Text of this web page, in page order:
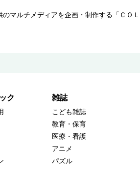
マルチメディアを企画・制作する「ＣＯＬ
ク 雑誌
こども雑誌
教育・保育
医療・看護
アニメ
パズル